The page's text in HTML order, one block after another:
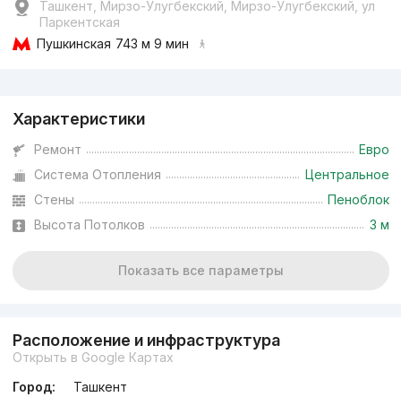
Ташкент, Мирзо-Улугбекский, Мирзо-Улугбекский, ул
Паркентская
Пушкинская 743 м 9 мин
Характеристики
Ремонт
Евро
Система Отопления
Центральное
Стены
Пеноблок
Высота Потолков
3 м
Показать все параметры
Расположение и инфраструктура
Открыть в Google Картах
Город:
Ташкент